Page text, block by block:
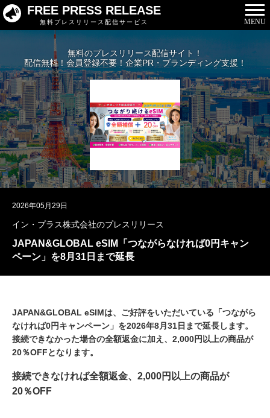
FREE PRESS RELEASE
無料プレスリリース配信サービス MENU
無料のプレスリリース配信サイト！
配信無料！会員登録不要！企業PR・ブランディング支援！
2026年05月29日
イン・プラス株式会社のプレスリリース
JAPAN&GLOBAL eSIM「つながらなければ0円キャン
ペーン」を8月31日まで延長
JAPAN&GLOBAL eSIMは、ご好評をいただいている「つながら
なければ0円キャンペーン」を2026年8月31日まで延長します。
接続できなかった場合の全額返金に加え、2,000円以上の商品が
20％OFFとなります。
接続できなければ全額返金、2,000円以上の商品が
20％OFF